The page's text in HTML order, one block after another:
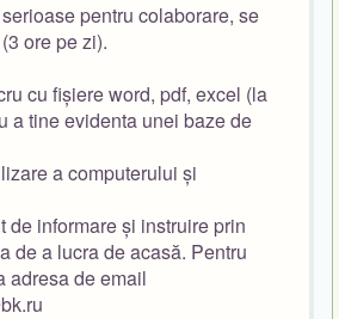
pentru colaborare, se
ore pe zi).
cu fișiere word, pdf, excel (la
a tine evidenta unei baze de
a computerului și
de informare și instruire prin
de a lucra de acasă. Pentru
adresa de email